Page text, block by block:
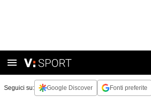
Seguici su: Google Discover Fonti preferite